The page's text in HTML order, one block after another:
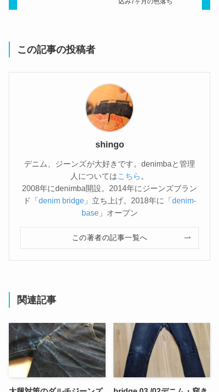
この記事の投稿者
shingo
デニム、ジーンズが大好きです。denimbaと管理
人についてはこちら 。
2008年にdenimba開設。2014年にジーンズブラン
ド「denim bridge 」立ち上げ。2018年に「denim-
base」オープン
この著者の記事一覧へ
関連記事